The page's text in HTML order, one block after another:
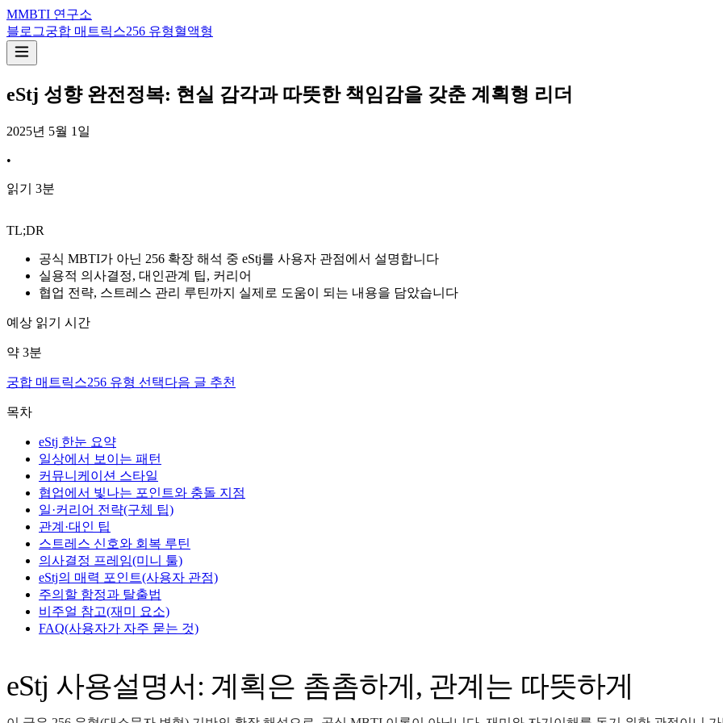
MMBTI 연구소
블로그궁합 매트릭스256 유형혈액형
eStj 성향 완전정복: 현실 감각과 따뜻한 책임감을 갖춘 계획형 리더
2025년 5월 1일
•
읽기 3분
TL;DR
공식 MBTI가 아닌 256 확장 해석 중 eStj를 사용자 관점에서 설명합니다
실용적 의사결정, 대인관계 팁, 커리어
협업 전략, 스트레스 관리 루틴까지 실제로 도움이 되는 내용을 담았습니다
예상 읽기 시간
약 3분
궁합 매트릭스256 유형 선택다음 글 추천
목차
eStj 한눈 요약
일상에서 보이는 패턴
커뮤니케이션 스타일
협업에서 빛나는 포인트와 충돌 지점
일·커리어 전략(구체 팁)
관계·대인 팁
스트레스 신호와 회복 루틴
의사결정 프레임(미니 툴)
eStj의 매력 포인트(사용자 관점)
주의할 함정과 탈출법
비주얼 참고(재미 요소)
FAQ(사용자가 자주 묻는 것)
eStj 사용설명서: 계획은 촘촘하게, 관계는 따뜻하게